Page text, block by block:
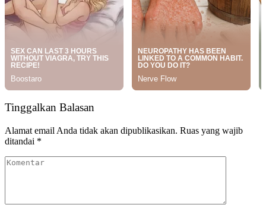
Tinggalkan Balasan
Alamat email Anda tidak akan dipublikasikan. Ruas yang wajib
ditandai *